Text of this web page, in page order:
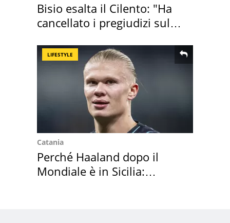
Bisio esalta il Cilento: "Ha
cancellato i pregiudizi sul
LIFESTYLE
Catania
Perché Haaland dopo il
Mondiale è in Sicilia: